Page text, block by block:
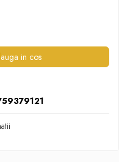
in cos